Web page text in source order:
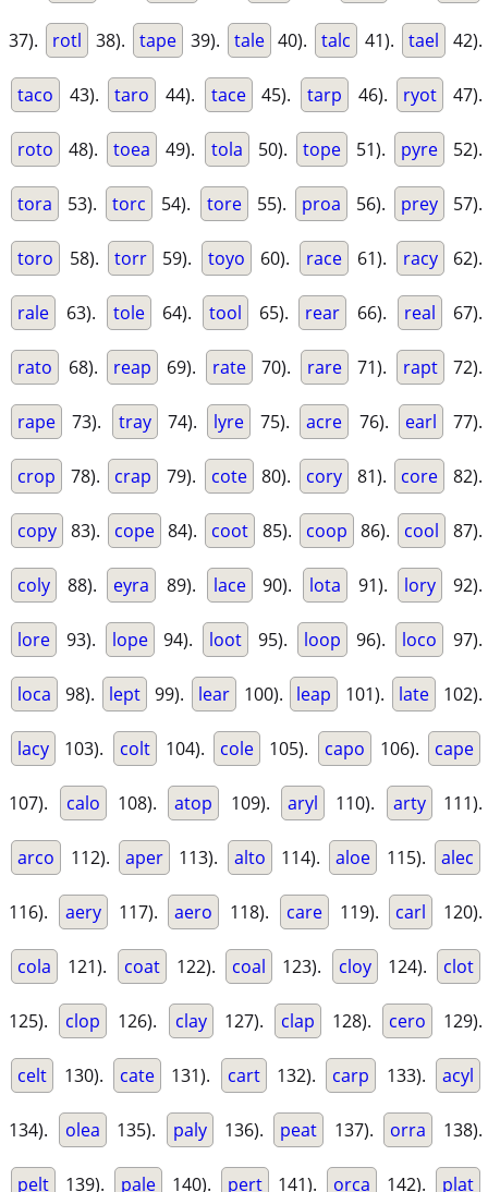
37). rotl 38). tape 39). tale 40). talc 41). tael 42).
taco 43). taro 44). tace 45). tarp 46). ryot 47).
roto 48). toea 49). tola 50). tope 51). pyre 52).
tora 53). torc 54). tore 55). proa 56). prey 57).
toro 58). torr 59). toyo 60). race 61). racy 62).
rale 63). tole 64). tool 65). rear 66). real 67).
rato 68). reap 69). rate 70). rare 71). rapt 72).
rape 73). tray 74). lyre 75). acre 76). earl 77).
crop 78). crap 79). cote 80). cory 81). core 82).
copy 83). cope 84). coot 85). coop 86). cool 87).
coly 88). eyra 89). lace 90). lota 91). lory 92).
lore 93). lope 94). loot 95). loop 96). loco 97).
loca 98). lept 99). lear 100). leap 101). late 102).
lacy 103). colt 104). cole 105). capo 106). cape
107). calo 108). atop 109). aryl 110). arty 111).
arco 112). aper 113). alto 114). aloe 115). alec
116). aery 117). aero 118). care 119). carl 120).
cola 121). coat 122). coal 123). cloy 124). clot
125). clop 126). clay 127). clap 128). cero 129).
celt 130). cate 131). cart 132). carp 133). acyl
134). olea 135). paly 136). peat 137). orra 138).
pelt 139). pale 140). pert 141). orca 142). plat